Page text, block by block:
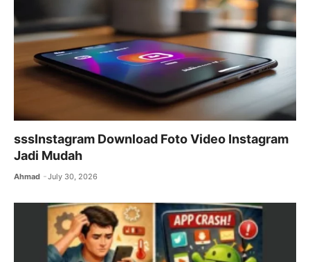
k
sssInstagram Download Foto Video Instagram
Jadi Mudah
Ahmad July 30, 2026